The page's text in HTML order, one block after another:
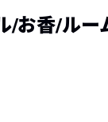
テム
/お香/ルー